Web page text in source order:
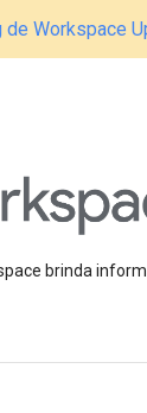
Workspace
brinda